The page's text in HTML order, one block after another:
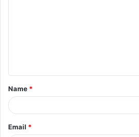
t
*
Name *
Email *